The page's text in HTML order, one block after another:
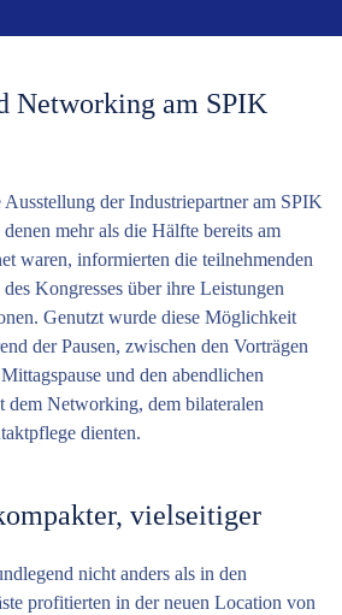
Networking am SPIK
der Industriepartner am SPIK
mehr als die Hälfte bereits am
waren, informierten die teilnehmenden
Kongresses über ihre Leistungen
Genutzt wurde diese Möglichkeit
der Pausen, zwischen den Vorträgen
und den abendlichen
dem Networking, dem bilateralen
dienten.
vielseitiger
nicht anders als in den
profitierten in der neuen Location von